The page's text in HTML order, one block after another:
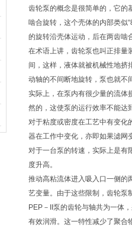
齿轮泵的概念是很简单的，它的
啮合旋转，这个壳体的内部类似
的旋转沿壳体运动，后在两齿啮
在术语上讲，齿轮泵也叫正排量
间，这样，液体就被机械性地挤
动轴的不间断地旋转，泵也就不
实际上，在泵内有很少量的流体
然的，这使泵的运行效率不能达
对于粘度或密度在工艺中有变化
器在工作中变化，亦即如果滤网
对于一台泵的转速，实际上是有
度升高。
推动高粘流体进入吸入口一侧的
艺变量。由于这些限制，齿轮泵
PEP－II泵的齿轮与轴共为一体
有效润滑。这一特性减少了聚合